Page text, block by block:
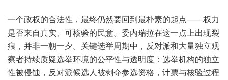
一个政权的合法性，最终仍然要回到最朴素的起点——权力
是否来自真实、可核验的民意。委内瑞拉在这一点上出现裂
痕，并非一朝一夕。关键选举周期中，反对派和大量独立观
察者持续质疑选举环境的公平性与透明度：选举机构的独立
性被侵蚀，反对派候选人被剥夺参选资格，计票与核验过程